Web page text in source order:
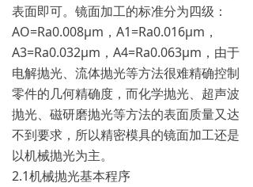
表面即可。镜面加工的标准分为四级：
AO=Ra0.008μm，A1=Ra0.016μm，
A3=Ra0.032μm，A4=Ra0.063μm，由于
电解抛光、流体抛光等方法很难精确控制
零件的几何精确度，而化学抛光、超声波
抛光、磁研磨抛光等方法的表面质量又达
不到要求，所以精密模具的镜面加工还是
以机械抛光为主。
2.1机械抛光基本程序